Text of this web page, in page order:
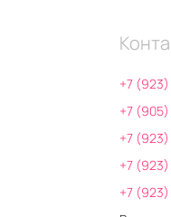
+7
+7
+7
+7 (923)
+7 (923)